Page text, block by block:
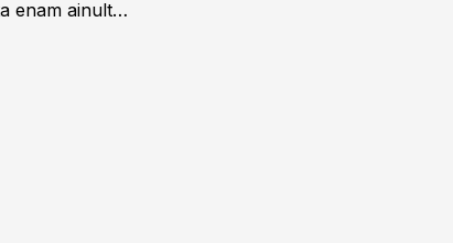
enam ainult